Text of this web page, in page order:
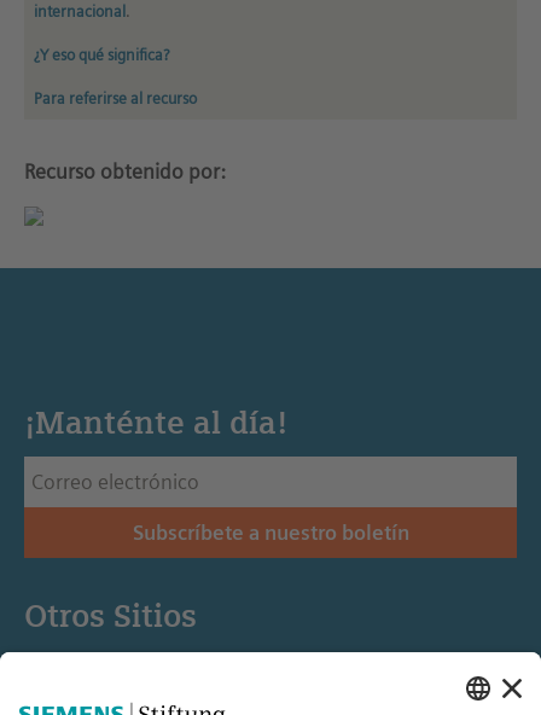
internacional.
¿Y eso qué significa?
Para referirse al recurso
Recurso obtenido por:
¡Manténte al día!
Subscríbete a nuestro boletín
Otros Sitios